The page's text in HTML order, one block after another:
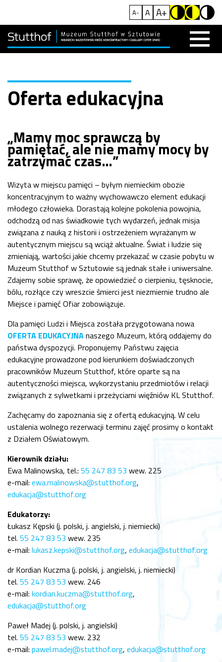
A- A A+
Oferta edukacyjna
„Mamy moc sprawczą by
pamiętać, ale nie mamy mocy by
zatrzymać czas…”
Wizyta w miejscu pamięci – byłym niemieckim obozie
koncentracyjnym to ważny wychowawczo element edukacji
młodego człowieka. Dorastają kolejne pokolenia powojnia,
odchodzą od nas świadkowie tych wydarzeń, jednak misja
związana z nauką z historii i ostrzeżeniem wyrażanym w
autentycznym miejscu są wciąż aktualne. Świat i ludzie się
zmieniają, wartości jakie chcemy przekazać w czasie pobytu w
Muzeum Stutthof w Sztutowie są jednak stałe i uniwersalne.
Zdajemy sobie sprawę, że opowiedzieć o cierpieniu, tęsknocie,
bólu, rozłące czy wreszcie śmierci jest niezmiernie trudno ale
Miejsce i pamięć Ofiar zobowiązuje.
Dla pamięci Ludzi i Miejsca została przygotowana nowa
OFERTA EDUKACYJNAnaszego Muzeum, którą oddajemy do
państwa dyspozycji. Proponujemy Państwu zajęcia
edukacyjne prowadzone pod kierunkiem doświadczonych
pracowników Muzeum Stutthof, które oparte są na
autentyczności miejsca, wykorzystaniu przedmiotów i relacji
związanych z sylwetkami i przeżyciami więźniów KL Stutthof.
Zachęcamy do zapoznania się z ofertą edukacyjną. W celu
ustalenia wolnego rezerwacji terminu zajęć prosimy o kontakt
z Działem Oświatowym.
Kierownik działu:
Ewa Malinowska, tel.: 55 247 83 53 wew. 225
e-mail: ewa.malinowska@stutthof.org,
edukacja@stutthof.org
Edukatorzy:
Łukasz Kępski (j. polski, j. angielski, j. niemiecki)
tel. 55 247 83 53 wew. 235
e-mail: lukasz.kepski@stutthof.org, edukacja@stutthof.org
dr Kordian Kuczma (j. polski, j. angielski, j. niemiecki)
tel. 55 247 83 53 wew. 246
e-mail: kordian.kuczma@stutthof.org,
edukacja@stutthof.org
Paweł Madej (j. polski, j. angielski)
tel. 55 247 83 53 wew. 232
e-mail: pawel.madej@stutthof.org, edukacja@stutthof.org